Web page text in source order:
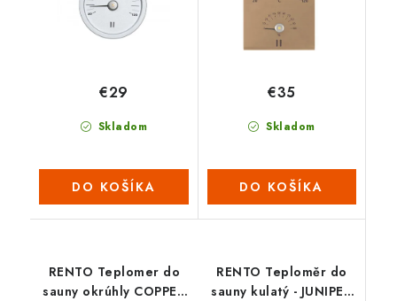
Skladom
€29
DO KOŠÍKA
Skladom
€35
DO KOŠÍKA
RENTO Teplomer do
sauny okrúhly COPPER
RENTO Teploměr do
sauny kulatý - JUNIPER